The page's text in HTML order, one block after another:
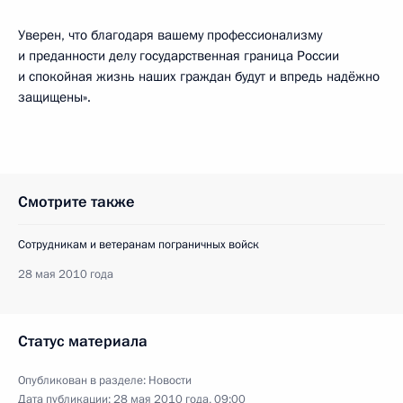
Уверен, что благодаря вашему профессионализму
и преданности делу государственная граница России
и спокойная жизнь наших граждан будут и впредь надёжно
защищены».
Смотрите также
Сотрудникам и ветеранам пограничных войск
28 мая 2010 года
Статус материала
Опубликован в разделе: Новости
Дата публикации:28 мая 2010 года, 09:00